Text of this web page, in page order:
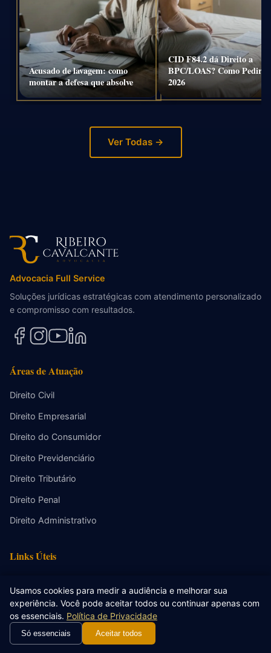
Acusado de lavagem: como
montar a defesa que absolve
CID F84.2 dá Direito a
BPC/LOAS? Como Pedir
2026
Ver Todas →
Advocacia Full Service
Soluções jurídicas estratégicas com atendimento personalizado
e compromisso com resultados.
Áreas de Atuação
Direito Civil
Direito Empresarial
Direito do Consumidor
Direito Previdenciário
Direito Tributário
Direito Penal
Direito Administrativo
Links Úteis
Artigos
Web Stories
Calculadoras
Usamos cookies para medir a audiência e melhorar sua
experiência. Você pode aceitar todos ou continuar apenas com
os essenciais. Política de Privacidade
Só essenciais Aceitar todos